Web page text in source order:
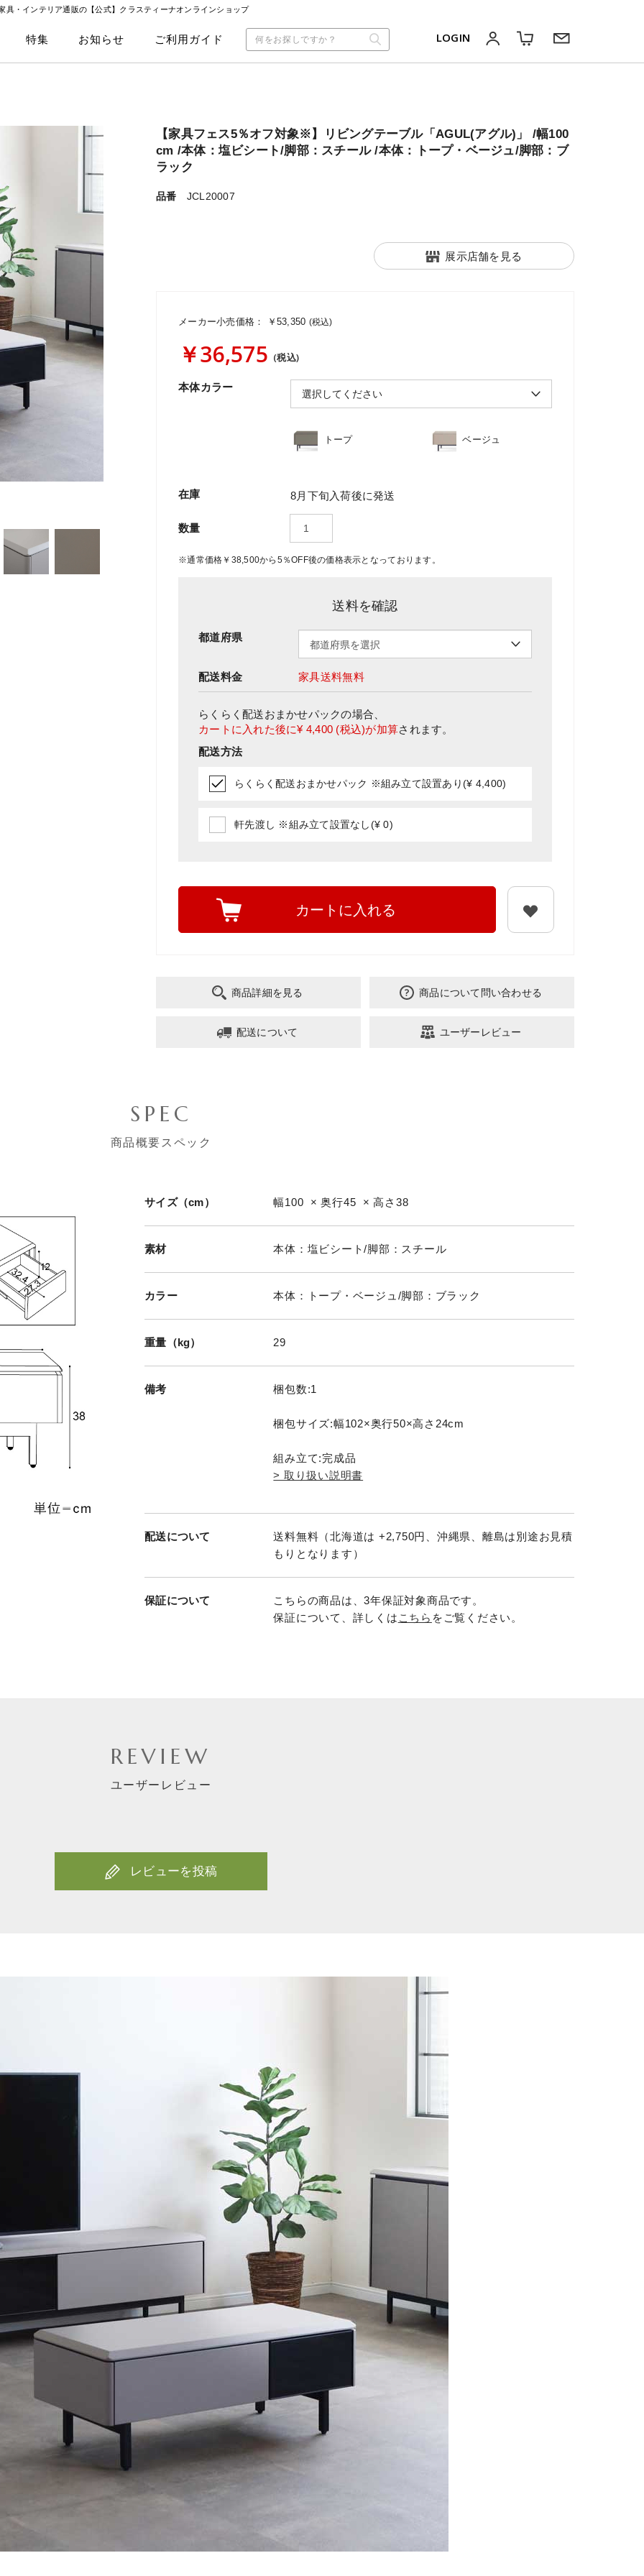
・インテリア通販の【公式】クラスティーナオンラインショップ
特集 お知らせ ご利用ガイド LOGIN
【家具フェス5％オフ対象※】リビングテーブル「AGUL(アグル)」 /幅100
cm /本体：塩ビシート/脚部：スチール /本体：トープ・ベージュ/脚部：ブ
ラック
品番 JCL20007
展示店舗を見る
メーカー小売価格： ￥53,350 (税込)
￥36,575 (税込)
本体カラー
トープ ベージュ
在庫 8月下旬入荷後に発送
数量
※通常価格￥38,500から5％OFF後の価格表示となっております。
送料を確認
都道府県
配送料金 家具送料無料
らくらく配送おまかせパックの場合、
カートに入れた後に¥ 4,400 (税込)が加算されます。
配送方法
らくらく配送おまかせパック ※組み立て設置あり(¥ 4,400)
軒先渡し ※組み立て設置なし(¥ 0)
カートに入れる
商品詳細を見る 商品について問い合わせる
配送について ユーザーレビュー
SPEC
商品概要スペック
サイズ（cm） 幅100 × 奥行45 × 高さ38
素材 本体：塩ビシート/脚部：スチール
カラー 本体：トープ・ベージュ/脚部：ブラック
重量（kg） 29
備考 梱包数:1
梱包サイズ:幅102×奥行50×高さ24cm
組み立て:完成品
> 取り扱い説明書
配送について
送料無料（北海道は +2,750円、沖縄県、離島は別途お見積
もりとなります）
保証について
こちらの商品は、3年保証対象商品です。
保証について、詳しくは こちら をご覧ください。
REVIEW
ユーザーレビュー
レビューを投稿